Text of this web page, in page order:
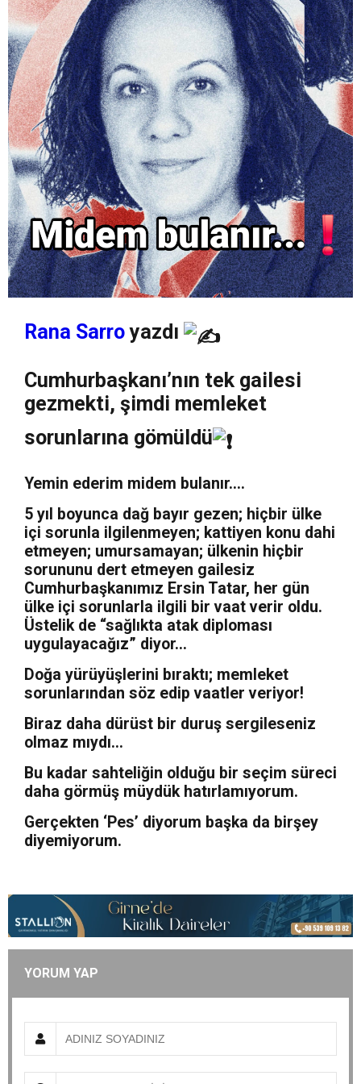
Rana Sarro yazdı
Cumhurbaşkanı’nın tek gailesi
gezmekti, şimdi memleket
sorunlarına gömüldü
Yemin ederim midem bulanır….
5 yıl boyunca dağ bayır gezen; hiçbir ülke
içi sorunla ilgilenmeyen; kattiyen konu dahi
etmeyen; umursamayan; ülkenin hiçbir
sorununu dert etmeyen gailesiz
Cumhurbaşkanımız Ersin Tatar, her gün
ülke içi sorunlarla ilgili bir vaat verir oldu.
Üstelik de “sağlıkta atak diploması
uygulayacağız” diyor…
Doğa yürüyüşlerini bıraktı; memleket
sorunlarından söz edip vaatler veriyor!
Biraz daha dürüst bir duruş sergileseniz
olmaz mıydı…
Bu kadar sahteliğin olduğu bir seçim süreci
daha görmüş müydük hatırlamıyorum.
Gerçekten ‘Pes’ diyorum başka da birşey
diyemiyorum.
YORUM YAP